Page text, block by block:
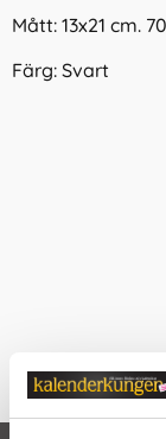
Mått: 13x21 cm.
Färg: Svart